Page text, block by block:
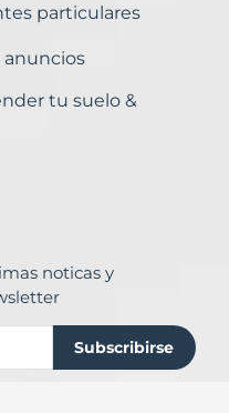
particulares
anuncios
tu suelo &
noticas y
Subscribirse